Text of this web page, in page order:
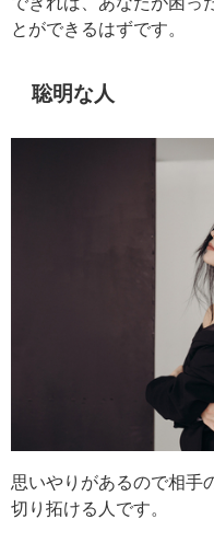
とができるはずです。
聡明な人
思いやりがあるので相手
切り拓ける人です。